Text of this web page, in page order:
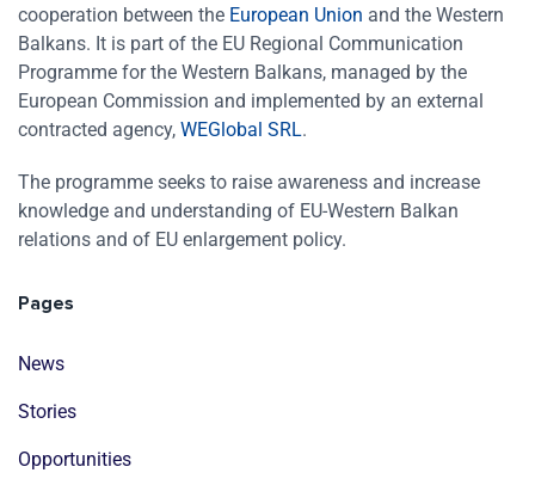
cooperation between the European Union and the Western
Balkans. It is part of the EU Regional Communication
Programme for the Western Balkans, managed by the
European Commission and implemented by an external
contracted agency, WEGlobal SRL.
The programme seeks to raise awareness and increase
knowledge and understanding of EU-Western Balkan
relations and of EU enlargement policy.
Pages
News
Stories
Opportunities